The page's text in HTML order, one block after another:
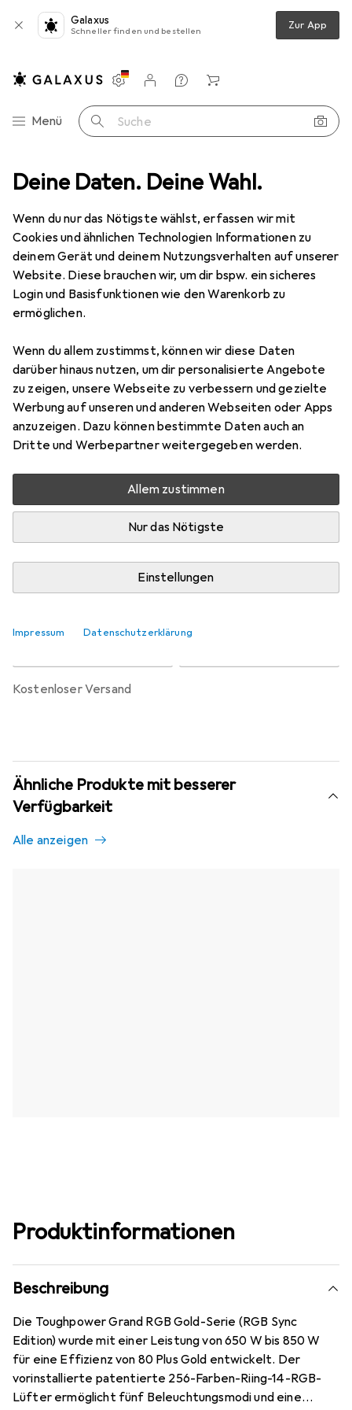
Deine Daten. Deine Wahl.
Wenn du nur das Nötigste wählst, erfassen wir mit
Cookies und ähnlichen Technologien Informationen zu
deinem Gerät und deinem Nutzungsverhalten auf unserer
Website. Diese brauchen wir, um dir bspw. ein sicheres
Login und Basisfunktionen wie den Warenkorb zu
ermöglichen.
Wenn du allem zustimmst, können wir diese Daten
darüber hinaus nutzen, um dir personalisierte Angebote
zu zeigen, unsere Webseite zu verbessern und gezielte
Werbung auf unseren und anderen Webseiten oder Apps
anzuzeigen. Dazu können bestimmte Daten auch an
Dritte und Werbepartner weitergegeben werden.
Allem zustimmen
Nur das Nötigste
Einstellungen
Impressum Datenschutzerklärung
Galaxus
Schneller finden und bestellen Zur App
Navigation nach Kategorien
Menü Suche
Einstellungen
Kundenkonto
Vergleichslisten
Merklisten
Warenkorb
PC Komponenten PC Netzteil Thermaltake Smart BX1
17 Bilder
Thermaltake Smart BX1
Preis in EUR inkl. MwSt.
EUR
85,90
1
Bewertungen
Zwischen Sa, 29.8. und Do, 10.9. geliefert
Nur 1 Stück an Lager beim Lieferanten
Benachrichtigen, wenn schneller verfügbar
Lieferort angeben für genaue Lieferzeit
kostenloser Versand
Ähnliche Produkte mit besserer
Verfügbarkeit
Alle anzeigen
Produktinformationen
Beschreibung
Die Toughpower Grand RGB Gold-Serie (RGB Sync
Edition) wurde mit einer Leistung von 650 W bis 850 W
für eine Effizienz von 80 Plus Gold entwickelt. Der
vorinstallierte patentierte 256-Farben-Riing-14-RGB-
Lüfter ermöglicht fünf Beleuchtungsmodi und eine